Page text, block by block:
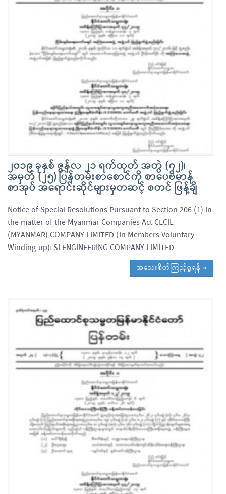
၂၀၁၉ ခုနှစ် ဇွန်လ ၂၁ ရက်ထုတ် အတွဲ (၇၂)၊
အမှတ် (၂၅) ပြန်တမ်းစာစောင်ကို စာပေဗိမာန်
စာအုပ် အရောင်းဆိုင်များမှတဆင့် စတင် ဖြန့်ချိ
Notice of Special Resolutions Pursuant to Section 206 (1) In
the matter of the Myanmar Companies Act CECIL
(MYANMAR) COMPANY LIMITED (In Members Voluntary
Winding-up)၊ SI ENGINEERING COMPANY LIMITED
အသေးစိတ်ကြည့်ရှုရန် »